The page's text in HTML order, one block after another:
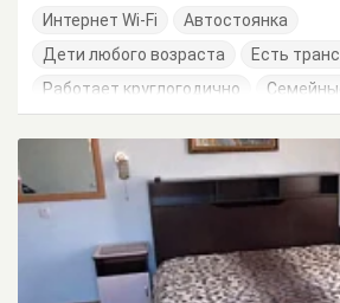
Интернет Wi-Fi
Автостоянка
Дети любого возраста
Есть
Работает круглогодично